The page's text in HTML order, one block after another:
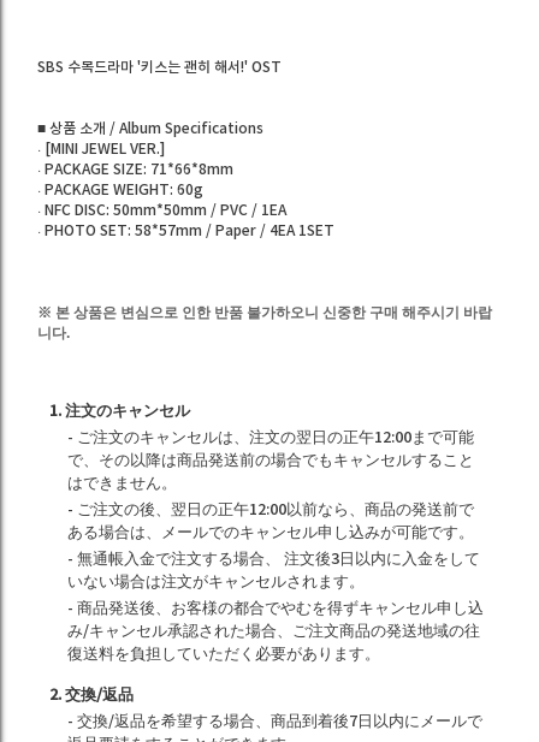
SBS 수목드라마 '키스는 괜히 해서!' OST
■ 상품 소개 / Album Specifications
· [MINI JEWEL VER.]
· PACKAGE SIZE: 71*66*8mm
· PACKAGE WEIGHT: 60g
· NFC DISC: 50mm*50mm / PVC / 1EA
· PHOTO SET: 58*57mm / Paper / 4EA 1SET
※ 본 상품은 변심으로 인한 반품 불가하오니 신중한 구매 해주시기 바랍
니다.
1. 注文のキャンセル
- ご注文のキャンセルは、注文の翌日の正午12:00まで可能
で、その以降は商品発送前の場合でもキャンセルすること
はできません。
- ご注文の後、翌日の正午12:00以前なら、商品の発送前で
ある場合は、メールでのキャンセル申し込みが可能です。
- 無通帳入金で注文する場合、 注文後3日以内に入金をして
いない場合は注文がキャンセルされます。
- 商品発送後、お客様の都合でやむを得ずキャンセル申し込
み/キャンセル承認された場合、ご注文商品の発送地域の往
復送料を負担していただく必要があります。
2. 交換/返品
- 交換/返品を希望する場合、商品到着後7日以内にメールで